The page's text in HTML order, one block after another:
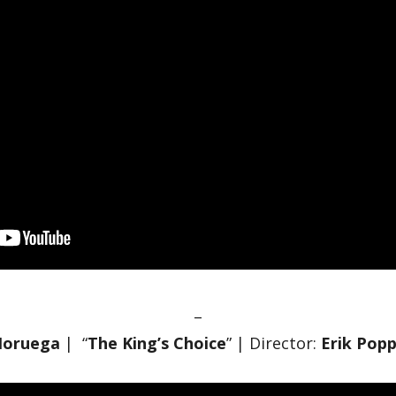
–
| “The King’s Choice” | Director: Erik